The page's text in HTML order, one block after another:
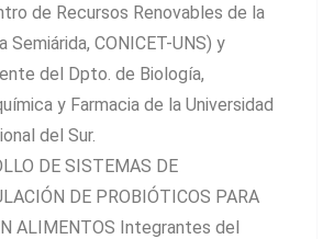
de Recursos Renovables de la
Semiárida, CONICET-UNS) y
del Dpto. de Biología,
y Farmacia de la Universidad
del Sur.
DE SISTEMAS DE
DE PROBIÓTICOS PARA
ALIMENTOS Integrantes del